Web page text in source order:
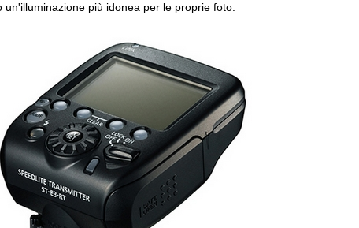
un'illuminazione più idonea per le proprie foto.